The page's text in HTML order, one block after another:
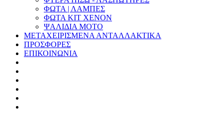
ΦΩΤΑ | ΛΑΜΠΕΣ
ΦΩΤΑ KIT XENON
ΨΑΛΙΔΙΑ ΜΟΤΟ
ΜΕΤΑΧΕΙΡΙΣΜΕΝΑ ΑΝΤΑΛΛΑΚΤΙΚΑ
ΠΡΟΣΦΟΡΕΣ
ΕΠΙΚΟΙΝΩΝΙΑ